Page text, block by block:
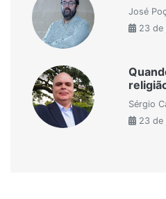
José
23 de
Sérgio
23 de